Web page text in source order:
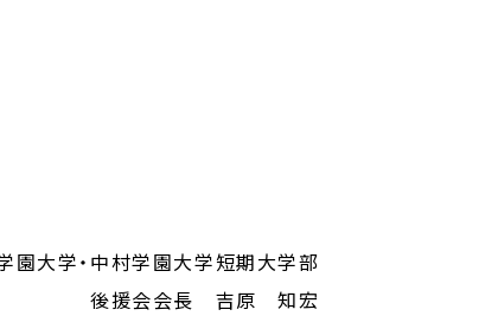
園大学・中村学園大学短期大学部
後援会会長 吉原 知宏